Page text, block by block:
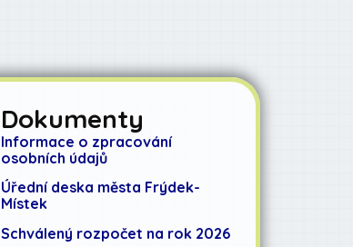
Dokumenty
Informace o zpracování
osobních údajů
Úřední deska města Frýdek-
Místek
Schválený rozpočet na rok 2026